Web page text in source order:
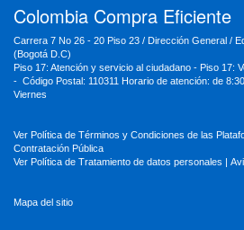
Colombia Compra Eficiente
Carrera 7 No 26 - 20 Piso 23 / Dirección General /
(Bogotá D.C)
Piso 17: Atención y servicio al ciudadano - Piso 17:
- Código Postal: 110311 Horario de atención: de
Viernes
Ver Política de Términos y Condiciones de las
Contratación Pública
Ver Política de Tratamiento de datos personales |
Mapa del sitio